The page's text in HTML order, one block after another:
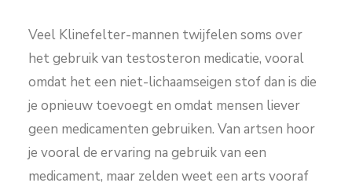
Veel Klinefelter-mannen twijfelen soms over
het gebruik van testosteron medicatie, vooral
omdat het een niet-lichaamseigen stof dan is die
je opnieuw toevoegt en omdat mensen liever
geen medicamenten gebruiken. Van artsen hoor
je vooral de ervaring na gebruik van een
medicament, maar zelden weet een arts vooraf